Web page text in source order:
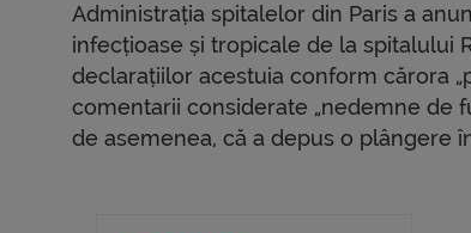
Administrația spitalelor din Paris a
infecțioase și tropicale de la spitalului
declarațiilor acestuia conform cărora
comentarii considerate „nedemne de
de asemenea, că a depus o plângere